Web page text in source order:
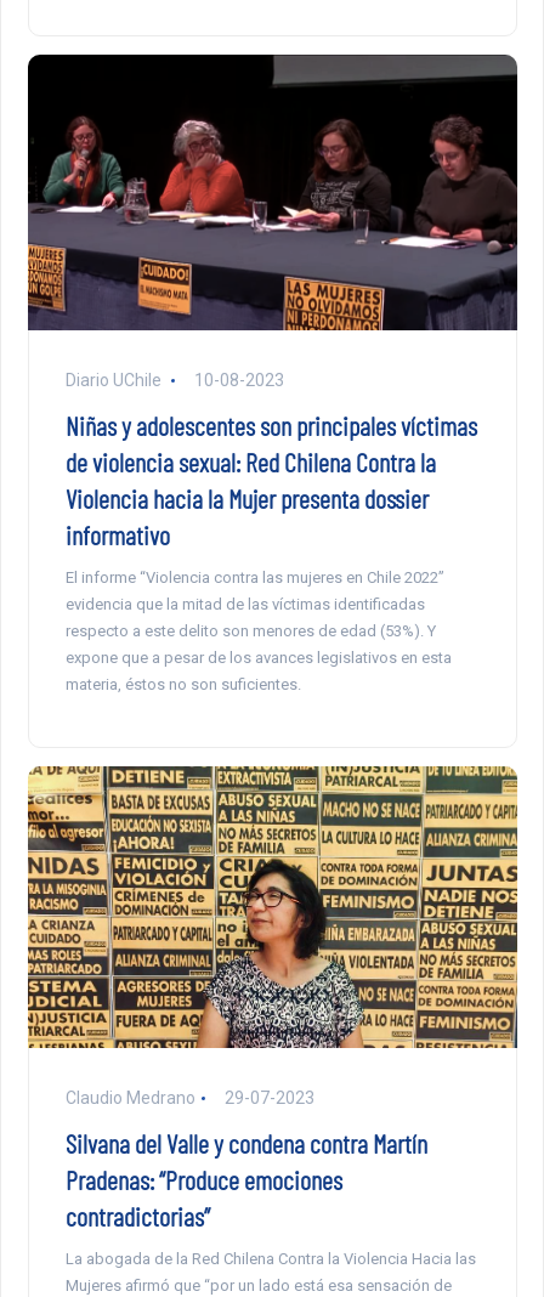
Diario UChile 10-08-2023
Niñas y adolescentes son principales víctimas
de violencia sexual: Red Chilena Contra la
Violencia hacia la Mujer presenta dossier
informativo
El informe “Violencia contra las mujeres en Chile 2022”
evidencia que la mitad de las víctimas identificadas
respecto a este delito son menores de edad (53%). Y
expone que a pesar de los avances legislativos en esta
materia, éstos no son suficientes.
Claudio Medrano 29-07-2023
Silvana del Valle y condena contra Martín
Pradenas: “Produce emociones
contradictorias”
La abogada de la Red Chilena Contra la Violencia Hacia las
Mujeres afirmó que “por un lado está esa sensación de